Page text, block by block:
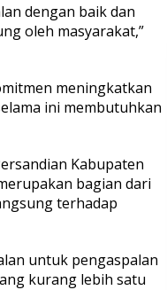
dengan baik dan
oleh masyarakat,”
meningkatkan
ini membutuhkan
Kabupaten
bagian dari
terhadap
untuk pengaspalan
kurang lebih satu